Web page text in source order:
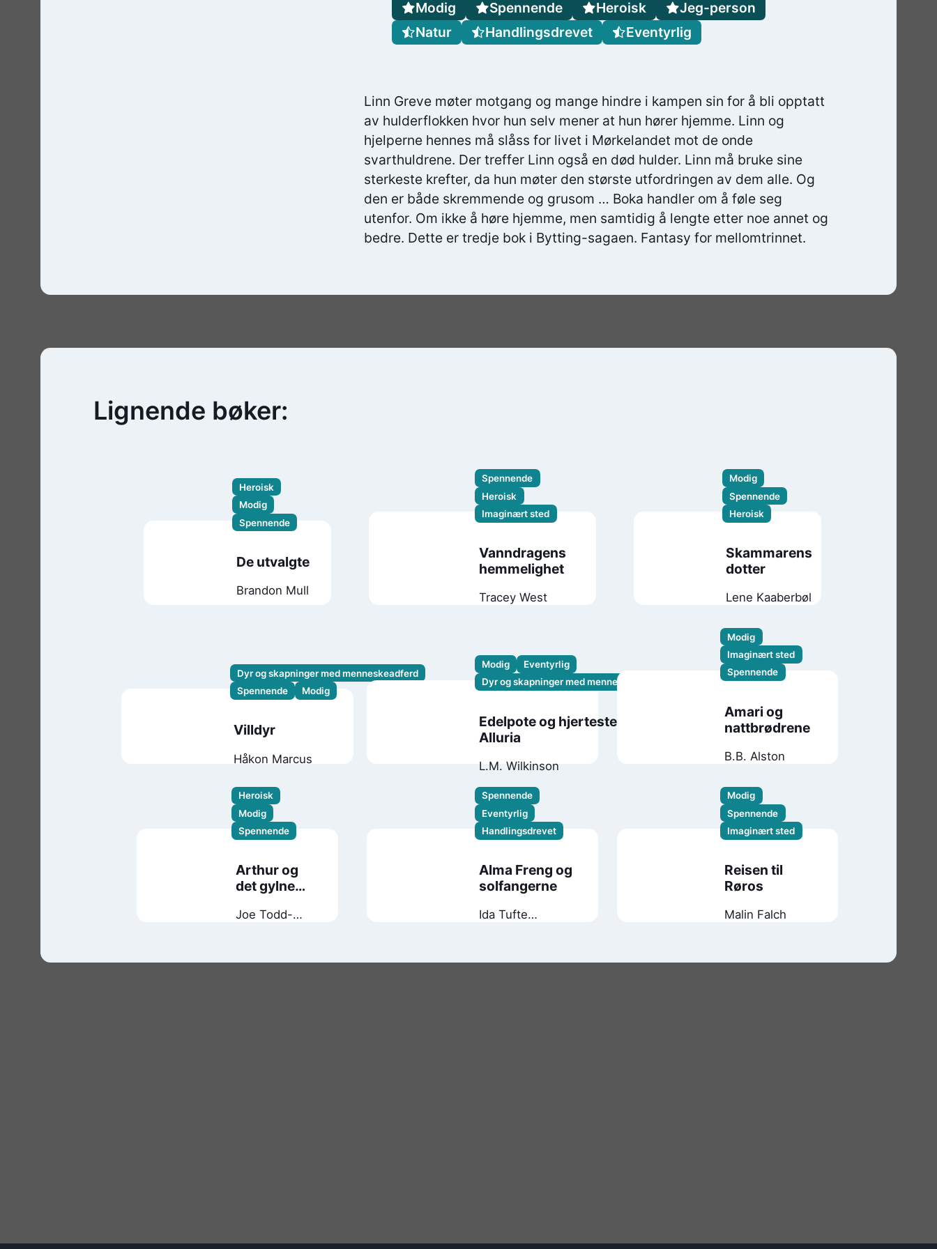
Linn Greve møter motgang og mange hindre i kampen sin for å bli opptatt
av hulderflokken hvor hun selv mener at hun hører hjemme. Linn og
hjelperne hennes må slåss for livet i Mørkelandet mot de onde
svarthuldrene. Der treffer Linn også en død hulder. Linn må bruke sine
sterkeste krefter, da hun møter den største utfordringen av dem alle. Og
den er både skremmende og grusom … Boka handler om å føle seg
utenfor. Om ikke å høre hjemme, men samtidig å lengte etter noe annet og
bedre. Dette er tredje bok i Bytting-sagaen. Fantasy for mellomtrinnet.
Modig Spennende Heroisk
Jeg-person
Natur
Handlingsdrevet Eventyrlig
Lignende bøker:
Heroisk
Modig
Spennende
De utvalgte
Brandon Mull
Spennende
Heroisk
Imaginært sted
Vanndragens
hemmelighet
Tracey West
Modig
Spennende
Heroisk
Skammarens
dotter
Lene Kaaberbøl
Dyr og skapninger med menneskeadferd
Spennende
Modig
Villdyr
Håkon Marcus
Modig
Eventyrlig
Dyr og skapninger med menneskeadferd
Edelpote og hjertesteinen fra
Alluria
L.M. Wilkinson
Modig
Imaginært sted
Spennende
Amari og
nattbrødrene
B.B. Alston
Heroisk
Modig
Spennende
Arthur og
det gylne
Joe Todd-
Spennende
Eventyrlig
Handlingsdrevet
Alma Freng og
solfangerne
Ida Tufte
Modig
Spennende
Imaginært sted
Reisen til
Røros
Malin Falch